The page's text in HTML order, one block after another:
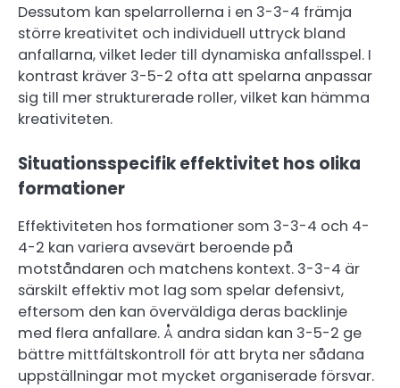
Dessutom kan spelarrollerna i en 3-3-4 främja
större kreativitet och individuell uttryck bland
anfallarna, vilket leder till dynamiska anfallsspel. I
kontrast kräver 3-5-2 ofta att spelarna anpassar
sig till mer strukturerade roller, vilket kan hämma
kreativiteten.
Situationsspecifik effektivitet hos olika
formationer
Effektiviteten hos formationer som 3-3-4 och 4-
4-2 kan variera avsevärt beroende på
motståndaren och matchens kontext. 3-3-4 är
särskilt effektiv mot lag som spelar defensivt,
eftersom den kan överväldiga deras backlinje
med flera anfallare. Å andra sidan kan 3-5-2 ge
bättre mittfältskontroll för att bryta ner sådana
uppställningar mot mycket organiserade försvar.